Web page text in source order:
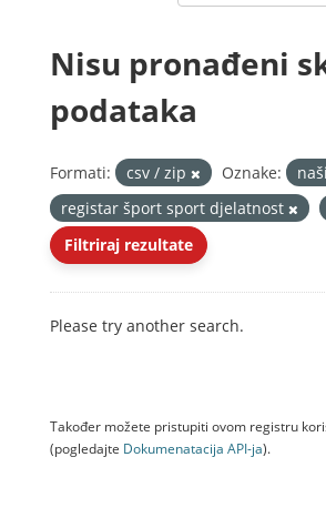
Nisu pronađeni
podataka
Formati: csv / zip Oznake:
registar šport sport djelatnost
Filtriraj rezultate
Please try another search.
Također možete pristupiti ovom registru
(pogledajte Dokumenаtаcijа API-jа).